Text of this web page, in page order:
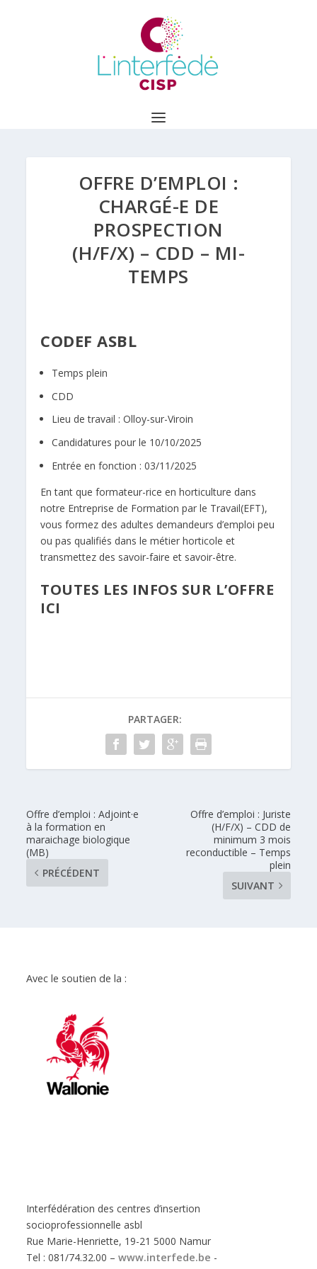
OFFRE D’EMPLOI :
CHARGÉ-E DE
PROSPECTION
(H/F/X) – CDD – MI-
TEMPS
CODEF ASBL
Temps plein
CDD
Lieu de travail : Olloy-sur-Viroin
Candidatures pour le 10/10/2025
Entrée en fonction : 03/11/2025
En tant que formateur-rice en horticulture dans
notre Entreprise de Formation par le Travail(EFT),
vous formez des adultes demandeurs d’emploi peu
ou pas qualifiés dans le métier horticole et
transmettez des savoir-faire et savoir-être.
TOUTES LES INFOS SUR L’OFFRE
ICI
PARTAGER:
Offre d’emploi : Adjoint·e
à la formation en
maraichage biologique
(MB)
PRÉCÉDENT
Offre d’emploi : Juriste
(H/F/X) – CDD de
minimum 3 mois
reconductible – Temps
plein
SUIVANT
Avec le soutien de la :
Interfédération des centres d’insertion
socioprofessionnelle asbl
Rue Marie-Henriette, 19-21 5000 Namur
Tel : 081/74.32.00 –www.interfede.be -